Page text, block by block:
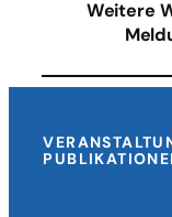
Weitere